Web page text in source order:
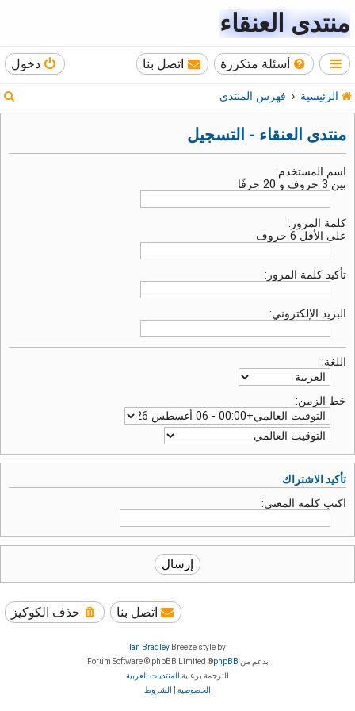
منتدى العنقاء
أسئلة متكررة اتصل بنا دخول
الرئيسية فهرس المنتدى
منتدى العنقاء - التسجيل
اسم المستخدم:
بين 3 حروف و 20 حرفًا
كلمة المرور:
على الأقل 6 حروف
تأكيد كلمة المرور:
البريد الإلكتروني:
اللغة:
خط الزمن:
تأكيد الاشتراك
اكتب كلمة المعنى:
حذف الكوكيز اتصل بنا
Breeze style by
Ian Bradley
بدعم من phpBB
® Forum Software © phpBB Limited
الترجمة برعاية المنتديات العربية
الخصوصية
الشروط